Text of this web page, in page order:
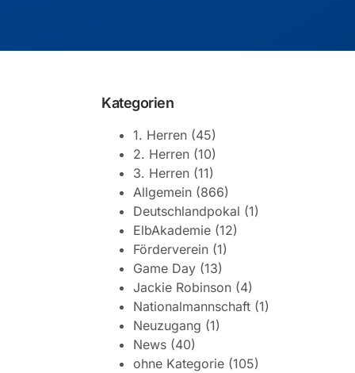
Kategorien
1. Herren (45)
2. Herren (10)
3. Herren (11)
Allgemein (866)
Deutschlandpokal (1)
ElbAkademie (12)
Förderverein (1)
Game Day (13)
Jackie Robinson (4)
Nationalmannschaft (1)
Neuzugang (1)
News (40)
ohne Kategorie (105)